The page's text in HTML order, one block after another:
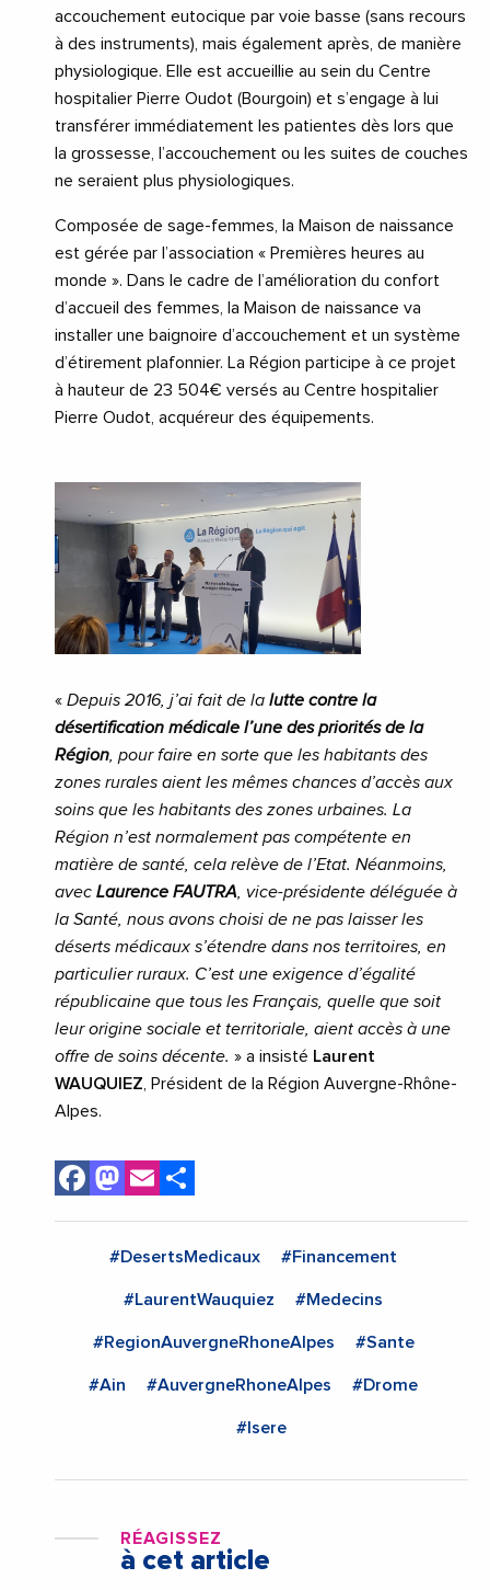
accouchement eutocique par voie basse (sans recours
à des instruments), mais également après, de manière
physiologique. Elle est accueillie au sein du Centre
hospitalier Pierre Oudot (Bourgoin) et s’engage à lui
transférer immédiatement les patientes dès lors que
la grossesse, l’accouchement ou les suites de couches
ne seraient plus physiologiques.
Composée de sage-femmes, la Maison de naissance
est gérée par l’association « Premières heures au
monde ». Dans le cadre de l’amélioration du confort
d’accueil des femmes, la Maison de naissance va
installer une baignoire d’accouchement et un système
d’étirement plafonnier. La Région participe à ce projet
à hauteur de 23 504€ versés au Centre hospitalier
Pierre Oudot, acquéreur des équipements.
« Depuis 2016, j’ai fait de la lutte contre la
désertification médicale l’une des priorités de la
Région, pour faire en sorte que les habitants des
zones rurales aient les mêmes chances d’accès aux
soins que les habitants des zones urbaines. La
Région n’est normalement pas compétente en
matière de santé, cela relève de l’Etat. Néanmoins,
avec Laurence FAUTRA, vice-présidente déléguée à
la Santé, nous avons choisi de ne pas laisser les
déserts médicaux s’étendre dans nos territoires, en
particulier ruraux. C’est une exigence d’égalité
républicaine que tous les Français, quelle que soit
leur origine sociale et territoriale, aient accès à une
offre de soins décente. » a insisté Laurent
WAUQUIEZ, Président de la Région Auvergne-Rhône-
Alpes.
Facebook
Mastodon
Email
#DesertsMedicaux #Financement
#LaurentWauquiez #Medecins
#RegionAuvergneRhoneAlpes #Sante
#Ain #AuvergneRhoneAlpes #Drome
#Isere
RÉAGISSEZ
à cet article